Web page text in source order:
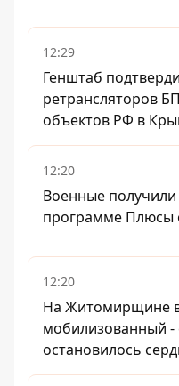
12:29
Генштаб
ретрансляторов
объектов РФ в
12:20
Военные
программе Плюсы
12:20
На Житомирщине
мобилизованный -
остановилось